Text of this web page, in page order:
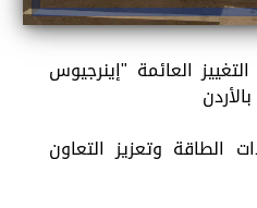
العائمة "إينرجيوس
الطاقة وتعزيز التعاون